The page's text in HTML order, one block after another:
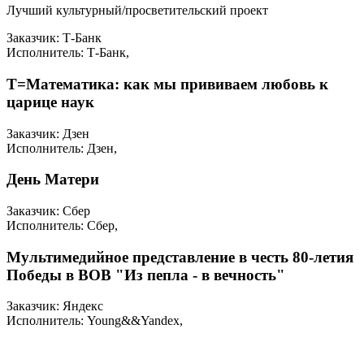
Лучший культурный/просветительский проект
Заказчик: Т-Банк
Исполнитель: Т-Банк,
Т=Математика: как мы прививаем любовь к
царице наук
Заказчик: Дзен
Исполнитель: Дзен,
День Матери
Заказчик: Сбер
Исполнитель: Сбер,
Мультимедийное представление в честь 80-летия
Победы в ВОВ "Из пепла - в вечность"
Заказчик: Яндекс
Исполнитель: Young&&Yandex,